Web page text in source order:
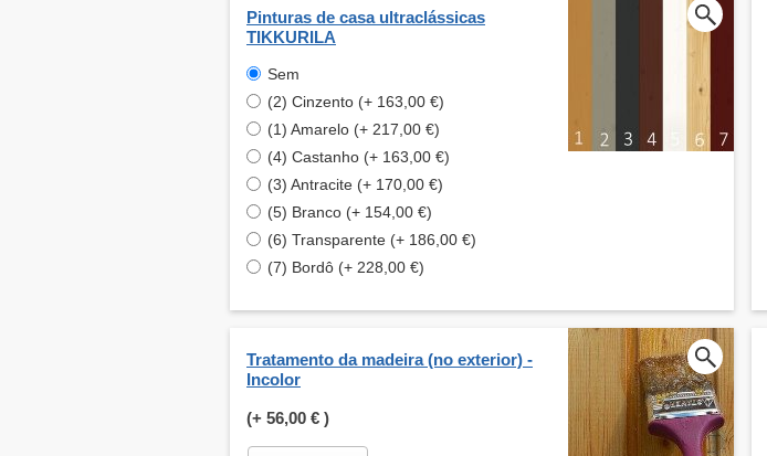
Pinturas de casa ultraclássicas
TIKKURILA
Sem
(2) Cinzento (+ 163,00 €)
(1) Amarelo (+ 217,00 €)
(4) Castanho (+ 163,00 €)
(3) Antracite (+ 170,00 €)
(5) Branco (+ 154,00 €)
(6) Transparente (+ 186,00 €)
(7) Bordô (+ 228,00 €)
Tratamento da madeira (no exterior) -
Incolor
(+ 56,00 € )